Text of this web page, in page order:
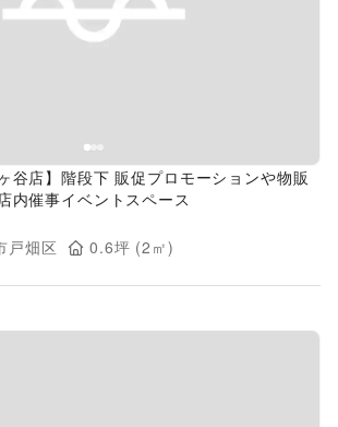
谷店】階段下 販促プロモーションや物販
内催事イベントスペース
戸畑区 0.6坪 (2 ㎡)